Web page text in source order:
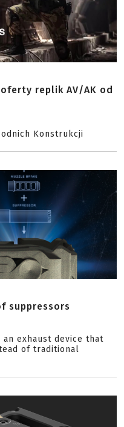
replik AV/AK od
Konstrukcji
suppressors
exhaust device that
of traditional